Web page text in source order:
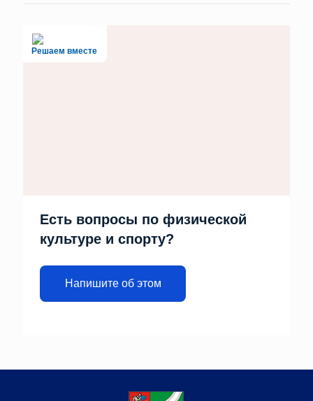
Решаем вместе
Есть вопросы по физической
культуре и спорту?
Напишите об этом